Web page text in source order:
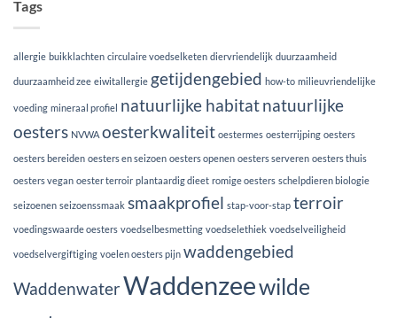
Tags
allergie buikklachten circulaire voedselketen diervriendelijk duurzaamheid
duurzaamheid zee eiwitallergie getijdengebied how-to milieuvriendelijke
voeding mineraal profiel natuurlijke habitatnatuurlijke
oesters NVWA oesterkwaliteit oestermes oesterrijping oesters
oesters bereiden oesters en seizoen oesters openen oesters serveren oesters thuis
oesters vegan oester terroir plantaardig dieet romige oesters schelpdieren biologie
seizoenen seizoenssmaak smaakprofiel stap-voor-stap terroir
voedingswaarde oesters voedselbesmetting voedselethiek voedselveiligheid
voedselvergiftiging voelen oesters pijn waddengebied
WaddenwaterWaddenzeewilde